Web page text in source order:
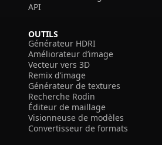
API
OUTILS
Générateur HDRI
Améliorateur d’image
Vecteur vers 3D
Remix d’image
Générateur de textures
Recherche Rodin
Éditeur de maillage
Visionneuse de modèles
Convertisseur de formats